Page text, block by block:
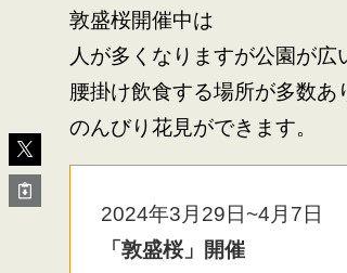
敦盛桜開催中は
人が多くなりますが公園が広
腰掛け飲食する場所が多数あ
のんびり花見ができます。
2024年3月29日~4月7日
「敦盛桜」開催